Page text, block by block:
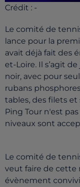
Crédit : -
Le comité de
lance pour la
avait déjà fait des
et-Loire. Il s’agit
noir, avec pour
rubans
tables, des filets et
Ping Tour n'est
niveaux sont
Le comité de
veut faire de cette
évènement